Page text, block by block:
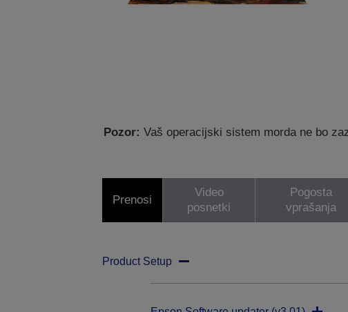
Pozor: Vaš operacijski sistem morda ne bo
Prenosi
Video
posnetki
Pogosta
vprašanja
Product Setup